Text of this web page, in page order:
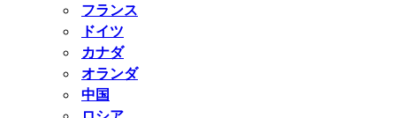
フランス
ドイツ
カナダ
オランダ
中国